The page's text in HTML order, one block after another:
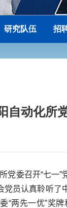
研究队伍 招
自动化所
党委召开“七一
党员认真聆听了
“两先一优”奖